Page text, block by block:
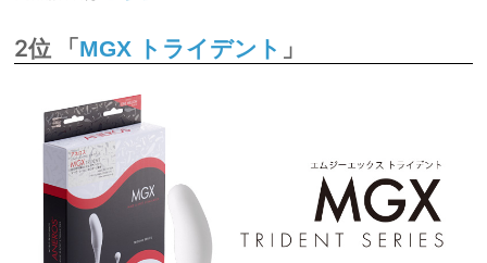
2位 「MGX トライデント 」